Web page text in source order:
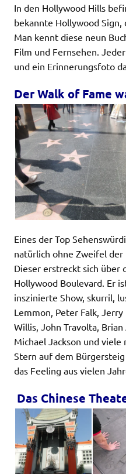
In den Hollywood Hills
bekannte Hollywood Sign,
Man kennt diese neun
Film und Fernsehen.
und ein Erinnerungsfoto
Der Walk of Fame
Eines der Top
natürlich ohne Zweifel der
Dieser erstreckt sich über
Hollywood Boulevard. Er
inszinierte Show, skurril,
Lemmon, Peter Falk,
Willis, John Travolta, Brian
Michael Jackson und
Stern auf dem
das Feeling aus vielen
Das Chinese